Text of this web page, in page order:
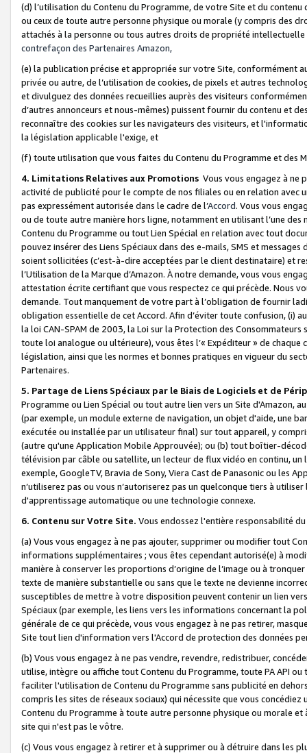
(d) l’utilisation du Contenu du Programme, de votre Site et du
ou ceux de toute autre personne physique ou morale (y compris des
attachés à la personne ou tous autres droits de propriété
contrefaçon des Partenaires Amazon,
(e) la publication précise et appropriée sur votre Site, conformément
privée ou autre, de l’utilisation de cookies, de pixels et autres
et divulguez des données recueillies auprès des visiteurs
d’autres annonceurs et nous-mêmes) puissent fournir du contenu et
reconnaître des cookies sur les navigateurs des visiteurs, et
la législation applicable l'exige, et
(f) toute utilisation que vous faites du Contenu du Programme et des
4. Limitations Relatives aux Promotions Vous vous engagez à ne
activité de publicité pour le compte de nos filiales ou en relation avec
pas expressément autorisée dans le cadre de l’Accord. Vous vous
ou de toute autre manière hors ligne, notamment en utilisant l’une
Contenu du Programme ou tout Lien Spécial en relation avec tout
pouvez insérer des Liens Spéciaux dans des e-mails, SMS et
soient sollicitées (c’est-à-dire acceptées par le client destinataire) et
l’Utilisation de la Marque d’Amazon. À notre demande, vous vous
attestation écrite certifiant que vous respectez ce qui précède. Nous
demande. Tout manquement de votre part à l’obligation de fournir
obligation essentielle de cet Accord. Afin d’éviter toute confusion, (i)
la loi CAN-SPAM de 2003, la Loi sur la Protection des
toute loi analogue ou ultérieure), vous êtes l’« Expéditeur » de
législation, ainsi que les normes et bonnes pratiques en vigueur du
Partenaires.
5. Partage de Liens Spéciaux par le Biais de Logiciels et de
Programme ou Lien Spécial ou tout autre lien vers un Site d'Amazon,
(par exemple, un module externe de navigation, un objet d'aide, une
exécutée ou installée par un utilisateur final) sur tout appareil, y
(autre qu'une Application Mobile Approuvée); ou (b) tout boîtier-
télévision par câble ou satellite, un lecteur de flux vidéo en continu,
exemple, GoogleTV, Bravia de Sony, Viera Cast de Panasonic ou les
n’utiliserez pas ou vous n’autoriserez pas un quelconque tiers à
d'apprentissage automatique ou une technologie connexe.
6. Contenu sur Votre Site. Vous endossez l'entière responsabilité
(a) Vous vous engagez à ne pas ajouter, supprimer ou modifier tout
informations supplémentaires ; vous êtes cependant autorisé(e) à
manière à conserver les proportions d’origine de l’image ou à
texte de manière substantielle ou sans que le texte ne devienne
susceptibles de mettre à votre disposition peuvent contenir un lien
Spéciaux (par exemple, les liens vers les informations concernant la
générale de ce qui précède, vous vous engagez à ne pas retirer,
Site tout lien d'information vers l'Accord de protection des données
(b) Vous vous engagez à ne pas vendre, revendre, redistribuer,
utilise, intègre ou affiche tout Contenu du Programme, toute PA API
faciliter l'utilisation de Contenu du Programme sans publicité en
compris les sites de réseaux sociaux) qui nécessite que vous
Contenu du Programme à toute autre personne physique ou morale
site qui n'est pas le vôtre.
(c) Vous vous engagez à retirer et à supprimer ou à détruire dans les